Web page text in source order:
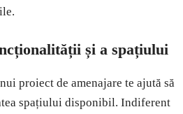
și a spațiului
proiect de amenajare te ajută să
spațiului disponibil. Indiferent